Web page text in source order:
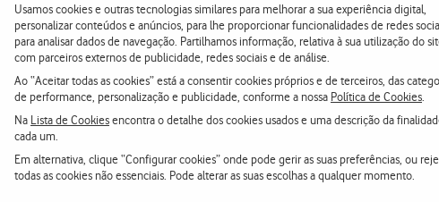
Usamos cookies e outras tecnologias similares para melhorar a sua experiência digital,
personalizar conteúdos e anúncios, para lhe proporcionar funcionalidades de redes
para analisar dados de navegação. Partilhamos informação, relativa à sua utilização do
com parceiros externos de publicidade, redes sociais e de análise.
Ao “Aceitar todas as cookies” está a consentir cookies próprios e de terceiros, das
de performance, personalização e publicidade, conforme a nossa Política de Cookies
Na Lista de Cookiesencontra o detalhe dos cookies usados e uma descrição da
cada um.
Em alternativa, clique “Configurar cookies” onde pode gerir as suas preferências, ou
todas as cookies não essenciais. Pode alterar as suas escolhas a qualquer momento.
Leia o guia de ativação